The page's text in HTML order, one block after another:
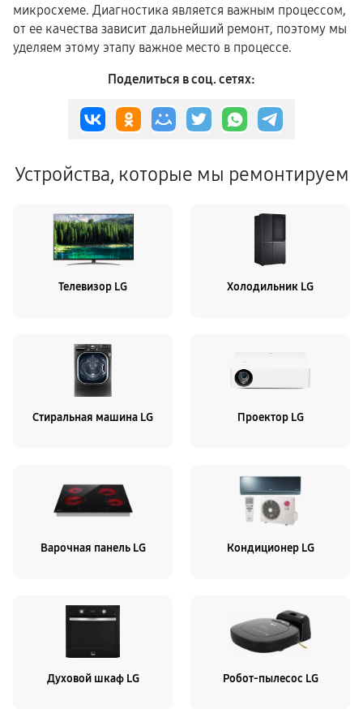
микросхеме. Диагностика является важным процессом,
от ее качества зависит дальнейший ремонт, поэтому мы
уделяем этому этапу важное место в процессе.
Поделиться в соц. сетях:
Устройства, которые мы ремонтируем
Телевизор LG Холодильник LG
Стиральная машина LG Проектор LG
Варочная панель LG Кондиционер LG
Духовой шкаф LG Робот-пылесос LG